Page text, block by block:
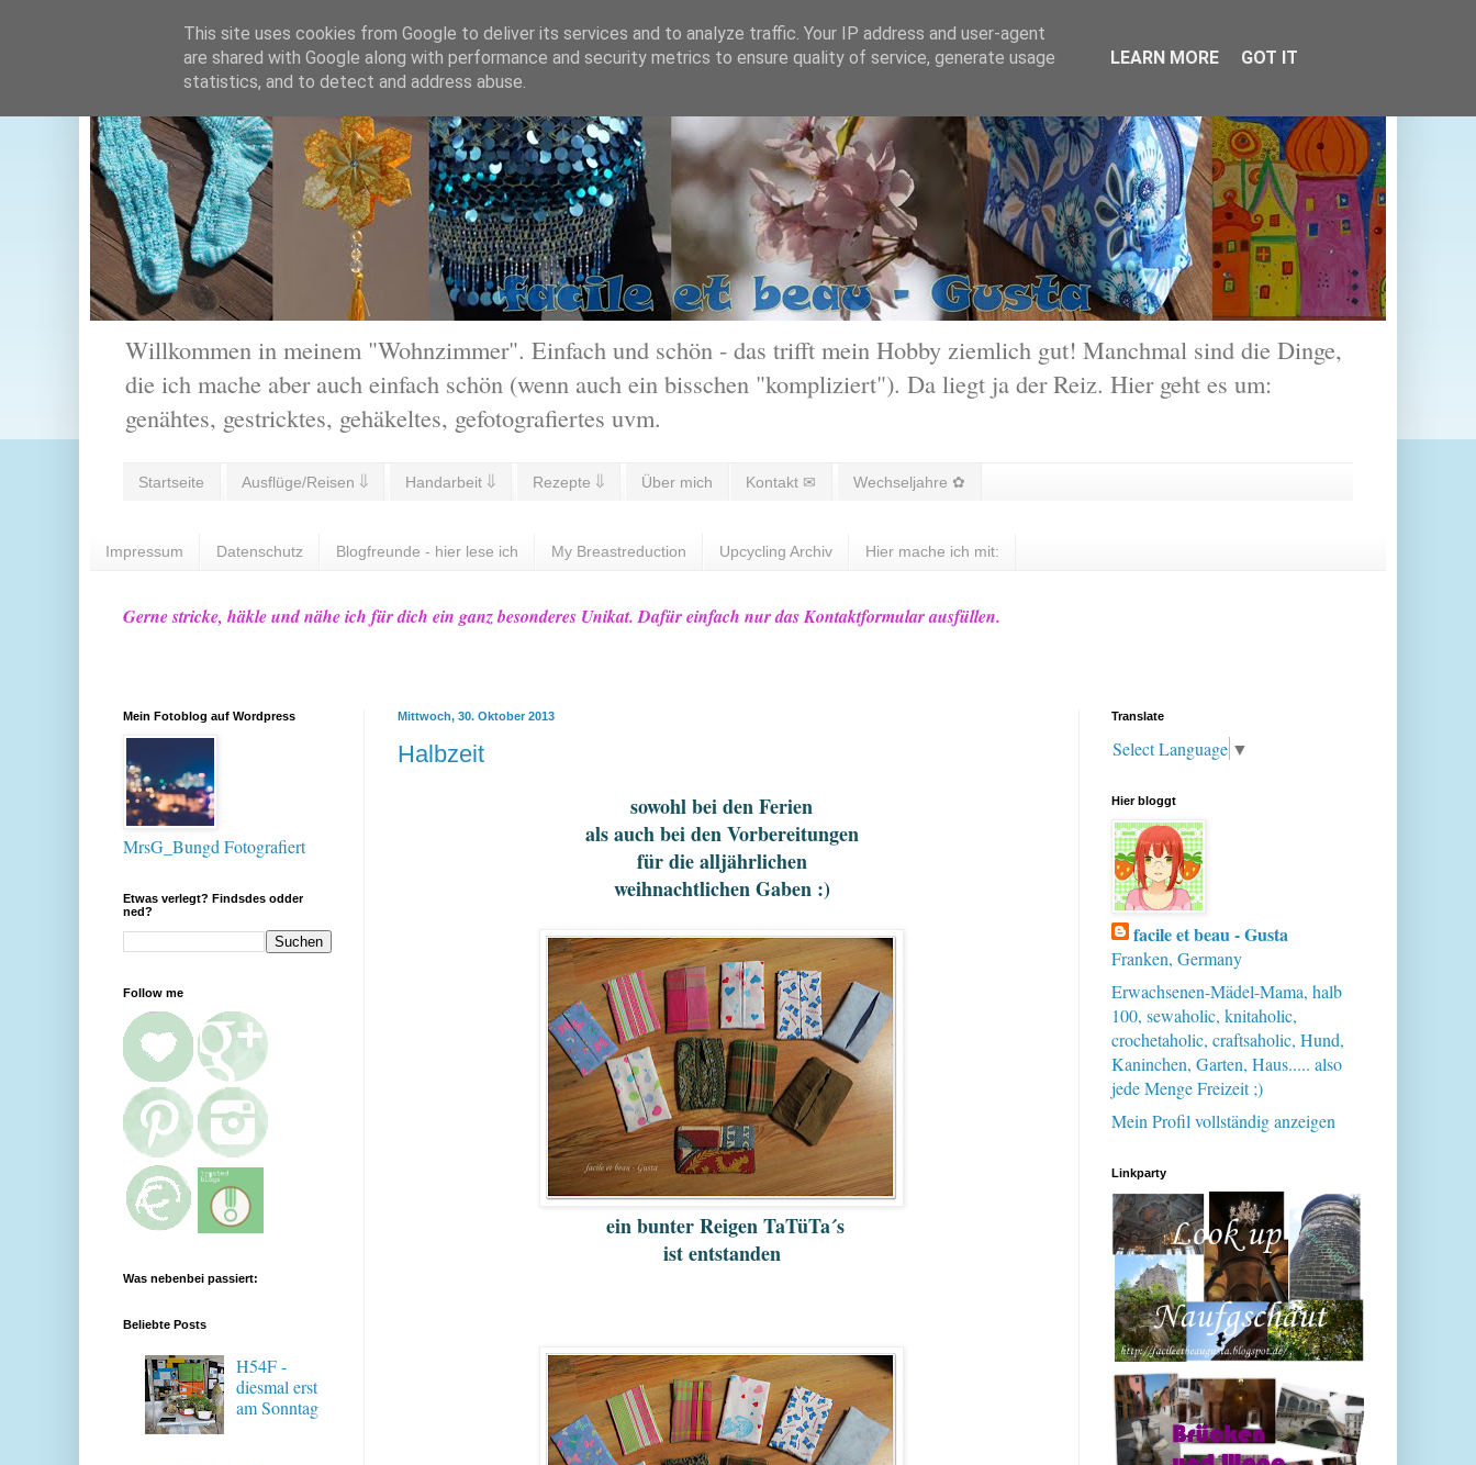
Willkommen in meinem "Wohnzimmer". Einfach und schön - das trifft mein Hobby ziemlich gut! Manchmal sind die Dinge,
die ich mache aber auch einfach schön (wenn auch ein bisschen "kompliziert"). Da liegt ja der Reiz. Hier geht es um:
genähtes, gestricktes, gehäkeltes, gefotografiertes uvm.
Startseite Ausflüge/Reisen ⇓ Handarbeit ⇓ Rezepte ⇓ Über mich Kontakt ✉ Wechseljahre ✿
Impressum Datenschutz Blogfreunde - hier lese ich My Breastreduction Upcycling Archiv Hier mache ich mit:
Gerne stricke, häkle und nähe ich für dich ein ganz besonderes Unikat. Dafür einfach nur das Kontaktformular ausfüllen.
Mittwoch, 30. Oktober 2013
Halbzeit
sowohl bei den Ferien
als auch bei den Vorbereitungen
für die alljährlichen
weihnachtlichen Gaben :)
ein bunter Reigen TaTüTa´s
ist entstanden
Mein Fotoblog auf Wordpress
MrsG_Bungd Fotografiert
Etwas verlegt? Findsdes odder
ned?
Follow me
Was nebenbei passiert:
Beliebte Posts
H54F -
diesmal erst
am Sonntag
Translate
Select Language ▼
Hier bloggt
facile et beau - Gusta
Franken, Germany
Erwachsenen-Mädel-Mama, halb
100, sewaholic, knitaholic,
crochetaholic, craftsaholic, Hund,
Kaninchen, Garten, Haus..... also
jede Menge Freizeit ;)
Mein Profil vollständig anzeigen
Linkparty
This site uses cookies from Google to deliver its services and to analyze traffic. Your IP address and user-agent
are shared with Google along with performance and security metrics to ensure quality of service, generate usage
statistics, and to detect and address abuse.
LEARN MORE GOT IT